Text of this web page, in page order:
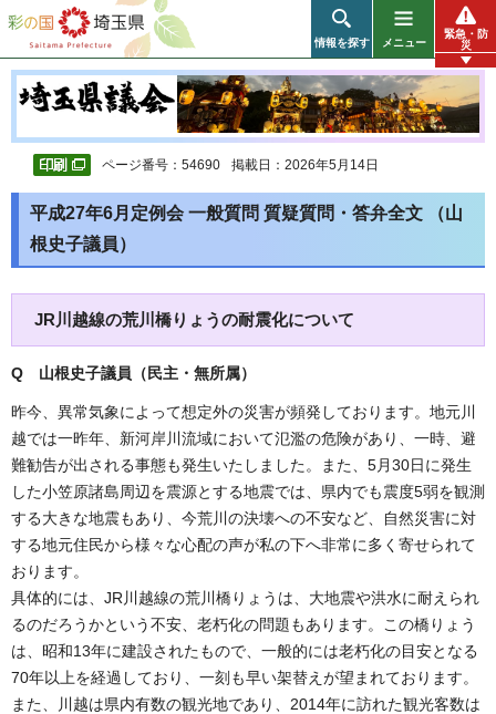
彩の国 埼玉県
情報を探す メニュー
緊急・防
災
ページ番号：54690 掲載日：2026年5月14日
平成27年6月定例会 一般質問 質疑質問・答弁全文 （山
根史子議員）
JR川越線の荒川橋りょうの耐震化について
Q 山根史子議員（民主・無所属）
昨今、異常気象によって想定外の災害が頻発しております。地元川
越では一昨年、新河岸川流域において氾濫の危険があり、一時、避
難勧告が出される事態も発生いたしました。また、5月30日に発生
した小笠原諸島周辺を震源とする地震では、県内でも震度5弱を観測
する大きな地震もあり、今荒川の決壊への不安など、自然災害に対
する地元住民から様々な心配の声が私の下へ非常に多く寄せられて
おります。
具体的には、JR川越線の荒川橋りょうは、大地震や洪水に耐えられ
るのだろうかという不安、老朽化の問題もあります。この橋りょう
は、昭和13年に建設されたもので、一般的には老朽化の目安となる
70年以上を経過しており、一刻も早い架替えが望まれております。
また、川越は県内有数の観光地であり、2014年に訪れた観光客数は